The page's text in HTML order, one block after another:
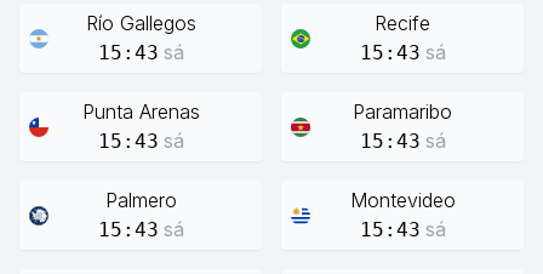
Río Gallegos
15:43 sá
Recife
15:43 sá
Punta Arenas
15:43 sá
Paramaribo
15:43 sá
Palmero
15:43 sá
Montevideo
15:43 sá